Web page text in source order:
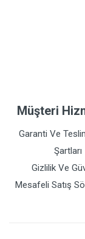
Müşteri
Garanti Ve
Şartları
Gizlilik Ve
Mesafeli Satış